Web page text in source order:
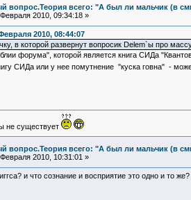
вопрос.Теория всего: "А был ли мальчик (в
2010, 09:34:18 »
2010, 08:44:07
в которой развернут вопросик Delem`ы про
форума", которой является книга СИДа
СИДа или у нее помутнение "куска говна" -
не существует
вопрос.Теория всего: "А был ли мальчик (в
2010, 10:31:01 »
и что сознание и восприятие это одно и то же?